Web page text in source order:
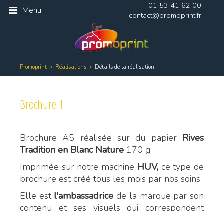
Menu
01 53 41 62 00
contact@promoprint.fr
Promoprint Réalisations Détails de la réalisation
Brochure 1
Brochure A5 réalisée sur du papier Rives
Tradition en Blanc Nature 170 g.
Imprimée sur notre machine HUV,ce type de
brochure est créé tous les mois par nos soins.
Elle est l'ambassadrice de la marque par son
contenu et ses visuels qui correspondent